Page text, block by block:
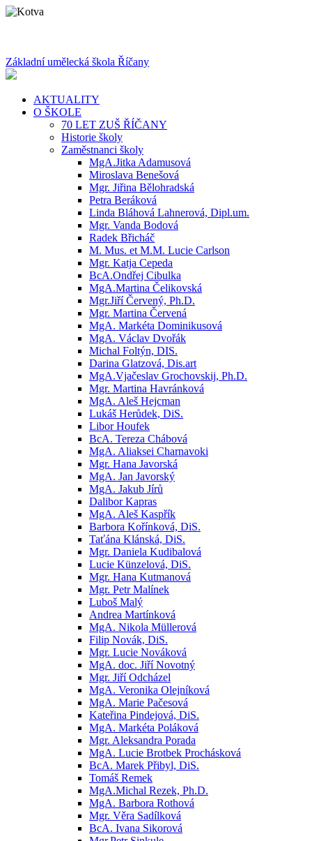
Základní umělecká škola Říčany
AKTUALITY
O ŠKOLE
70 LET ZUŠ ŘÍČANY
Historie školy
Zaměstnanci školy
MgA.Jitka Adamusová
Miroslava Benešová
Mgr. Jiřina Bělohradská
Petra Beráková
Linda Bláhová Lahnerová, Dipl.um.
Mgr. Vanda Bodová
Radek Břicháč
M. Mus. et M.M. Lucie Carlson
Mgr. Katja Cepeda
BcA.Ondřej Cibulka
MgA.Martina Čelikovská
Mgr.Jiří Červený, Ph.D.
Mgr. Martina Červená
MgA. Markéta Dominikusová
MgA. Václav Dvořák
Michal Foltýn, DIS.
Darina Glatzová, Dis.art
MgA.Vjačeslav Grochovskij, Ph.D.
Mgr. Martina Havránková
MgA. Aleš Hejcman
Lukáš Herůdek, DiS.
Libor Houfek
BcA. Tereza Chábová
MgA. Aliaksei Charnavoki
Mgr. Hana Javorská
MgA. Jan Javorský
MgA. Jakub Jírů
Dalibor Kapras
MgA. Aleš Kaspřík
Barbora Kořínková, DiS.
Taťána Klánská, DiS.
Mgr. Daniela Kudibalová
Lucie Künzelová, DiS.
Mgr. Hana Kutmanová
Mgr. Petr Malínek
Luboš Malý
Andrea Martínková
MgA. Nikola Müllerová
Filip Novák, DiS.
Mgr. Lucie Nováková
MgA. doc. Jiří Novotný
Mgr. Jiří Odcházel
MgA. Veronika Olejníková
MgA. Marie Pačesová
Kateřina Pindejová, DiS.
MgA. Markéta Poláková
Mgr. Aleksandra Porada
MgA. Lucie Brotbek Prochásková
BcA. Marek Přibyl, DiS.
Tomáš Remek
MgA.Michal Rezek, Ph.D.
MgA. Barbora Rothová
Mgr. Věra Sadílková
BcA. Ivana Sikorová